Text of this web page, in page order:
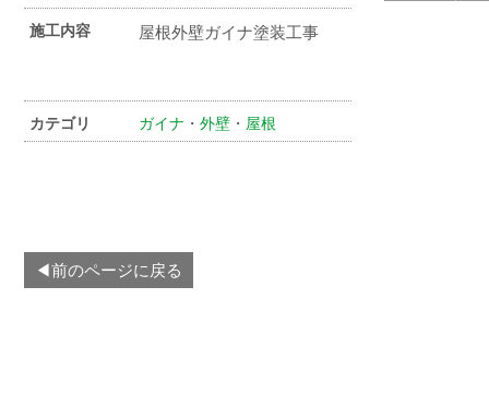
施工内容 屋根外壁ガイナ塗装工事
カテゴリ ガイナ ・ 外壁 ・ 屋根
◀前のページに戻る